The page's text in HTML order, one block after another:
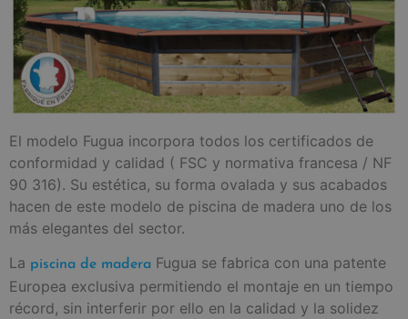
El modelo Fugua incorpora todos los certificados de
conformidad y calidad ( FSC y normativa francesa / NF
90 316). Su estética, su forma ovalada y sus acabados
hacen de este modelo de piscina de madera uno de los
más elegantes del sector.
La piscina de madera Fugua se fabrica con una patente
Europea exclusiva permitiendo el montaje en un tiempo
récord, sin interferir por ello en la calidad y la solidez